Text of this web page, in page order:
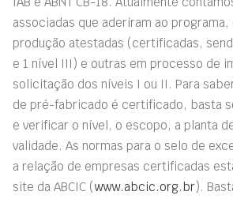
associadas que aderiram ao
produção atestadas (certificadas,
e 1 nível III) e outras em processo de
solicitação dos níveis I ou II. Para
de pré-fabricado é certificado, basta
e verificar o nível, o escopo, a planta
validade. As normas para o selo de
a relação de empresas certificadas
site da ABCIC (www.abcic.org.br).